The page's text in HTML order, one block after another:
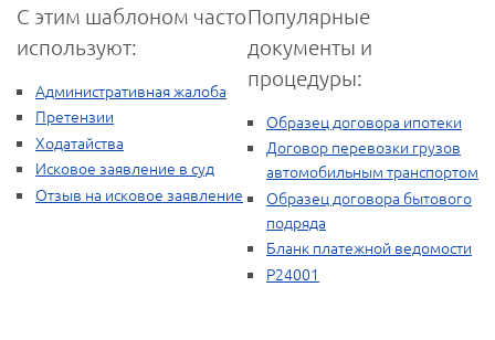
С этим шаблоном часто
используют:
Административная жалоба
Претензии
Ходатайства
Исковое заявление в суд
Отзыв на исковое заявление
Популярные
документы и
процедуры:
Образец договора ипотеки
Договор перевозки грузов
автомобильным транспортом
Образец договора бытового
подряда
Бланк платежной ведомости
Р24001